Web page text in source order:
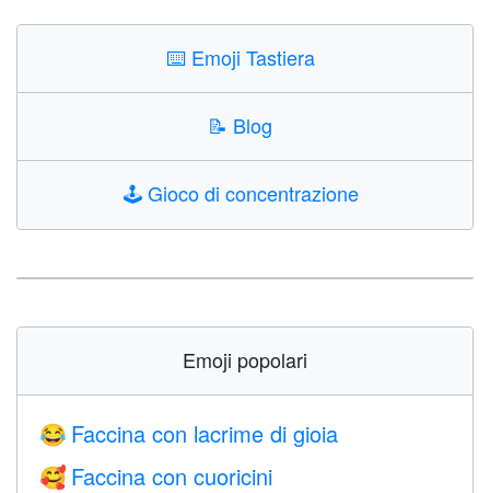
⌨️ Emoji Tastiera
📝 Blog
🕹️Gioco di concentrazione
Emoji popolari
😂 Faccina con lacrime di gioia
🥰 Faccina con cuoricini